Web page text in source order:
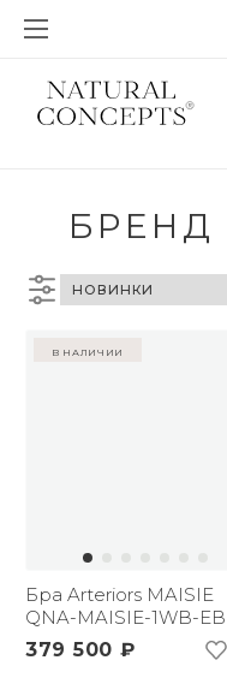
БРЕНД
в наличии
Бра Arteriors MAISIE
QNA-MAISIE-1WB-
379 500 ₽